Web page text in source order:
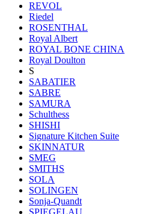
REVOL
Riedel
ROSENTHAL
Royal Albert
ROYAL BONE CHINA
Royal Doulton
S
SABATIER
SABRE
SAMURA
Schulthess
SHISHI
Signature Kitchen Suite
SKINNATUR
SMEG
SMITHS
SOLA
SOLINGEN
Sonja-Quandt
SPIEGELAU